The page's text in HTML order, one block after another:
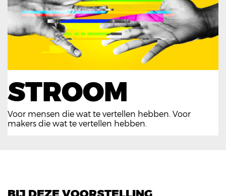
STROOM
Voor mensen die wat te vertellen hebben. Voor
makers die wat te vertellen hebben.
BIJ DEZE VOORSTELLING